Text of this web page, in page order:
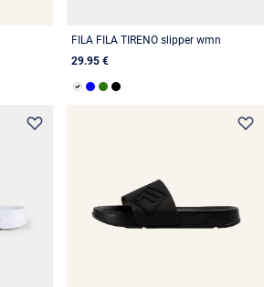
FILA FILA TIRENO slipper wmn
29.95 €